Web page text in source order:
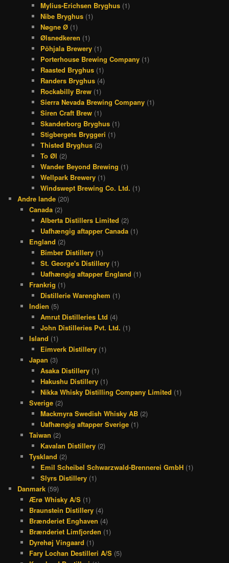
Mylius-Erichsen Bryghus (1)
Nibe Bryghus (1)
Nøgne Ø (1)
Ølsnedkeren (1)
Põhjala Brewery (1)
Porterhouse Brewing Company (1)
Raasted Bryghus (1)
Randers Bryghus (4)
Rockabilly Brew (1)
Sierra Nevada Brewing Company (1)
Siren Craft Brew (1)
Skanderborg Bryghus (1)
Stigbergets Bryggeri (1)
Thisted Bryghus (2)
To Øl (2)
Wander Beyond Brewing (1)
Wellpark Brewery (1)
Windswept Brewing Co. Ltd. (1)
Andre lande (20)
Canada(2)
Alberta Distillers Limited (2)
Uafhængig aftapper Canada (1)
England (2)
Bimber Distillery (1)
St. George's Distillery (1)
Uafhængig aftapper England (1)
Frankrig (1)
Distillerie Warenghem (1)
Indien (5)
Amrut Distilleries Ltd (4)
John Distilleries Pvt. Ltd. (1)
Island (1)
Eimverk Distillery (1)
Japan (3)
Asaka Distillery (1)
Hakushu Distillery (1)
Nikka Whisky Distilling Company Limited (1)
Sverige(2)
Mackmyra Swedish Whisky AB (2)
Uafhængig aftapper Sverige (1)
Taiwan (2)
Kavalan Distillery (2)
Tyskland (2)
Emil Scheibel Schwarzwald-Brennerei GmbH (1)
Slyrs Distillery (1)
Danmark (59)
Ærø Whisky A/S(1)
Braunstein Distillery(4)
Brænderiet Enghaven (4)
Brænderiet Limfjorden (1)
Dyrehøj Vingaard (1)
Fary Lochan Destilleri A/S(5)